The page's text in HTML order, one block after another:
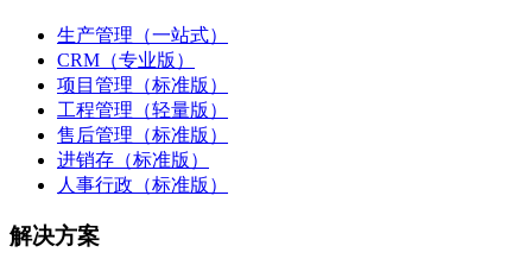
生产管理（一站式）
CRM（专业版）
项目管理（标准版）
工程管理（轻量版）
售后管理（标准版）
进销存（标准版）
人事行政（标准版）
解决方案